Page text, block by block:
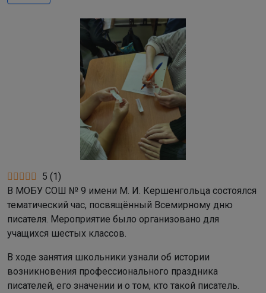
5 (1)
В МОБУ СОШ № 9 имени М. И. Кершенгольца состоялся
тематический час, посвящённый Всемирному дню
писателя. Мероприятие было организовано для
учащихся шестых классов.
В ходе занятия школьники узнали об истории
возникновения профессионального праздника
писателей, его значении и о том, кто такой писатель.